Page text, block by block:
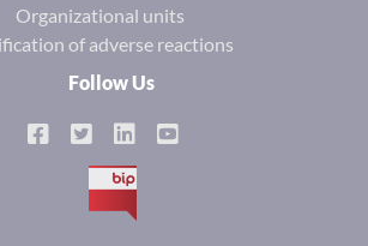
Organizational units
of adverse reactions
Follow Us
BIP